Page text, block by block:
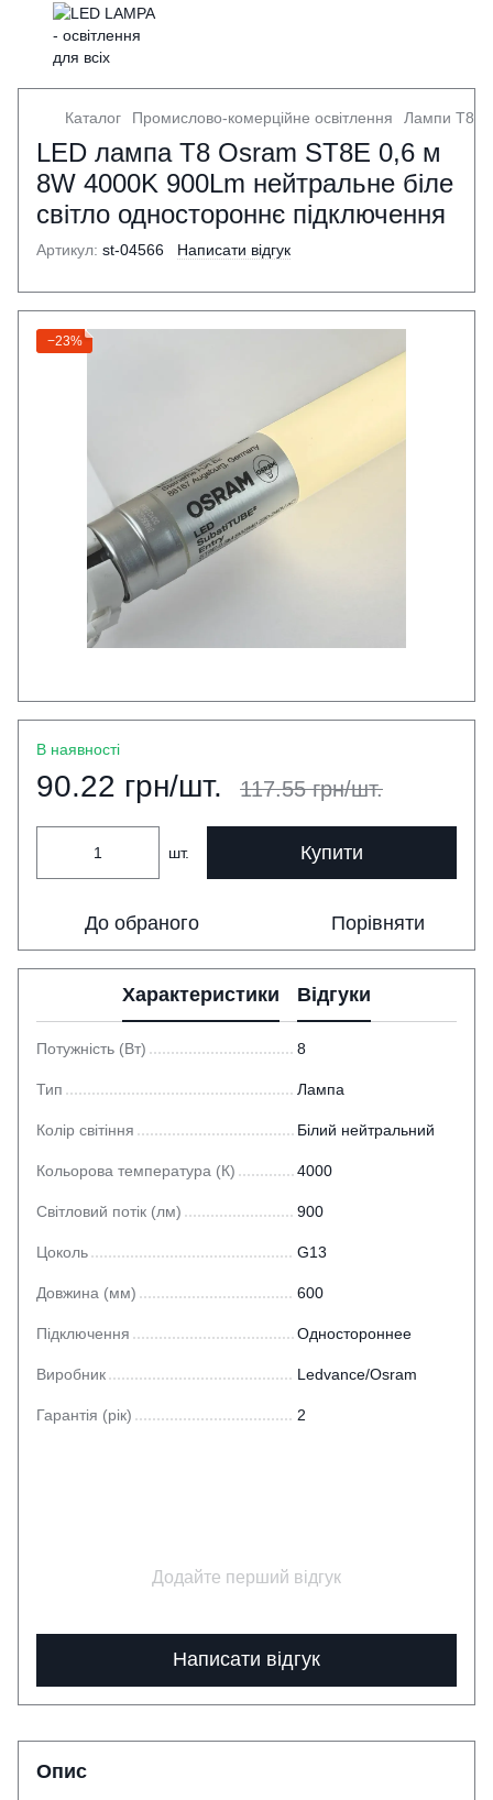
Каталог Промислово-комерційне освітлення Лампи Т8
LED лампа Т8 Osram ST8E 0,6 м
8W 4000K 900Lm нейтральне біле
світло одностороннє підключення
Артикул: st-04566 Написати відгук
−23%
В наявності
90.22 грн/шт. 117.55 грн/шт.
шт. Купити
До обраного Порівняти
Характеристики Відгуки
Потужність (Вт) 8
Тип Лампа
Колір світіння Білий нейтральний
Кольорова температура (К) 4000
Світловий потік (лм) 900
Цоколь G13
Довжина (мм) 600
Підключення Одностороннее
Виробник Ledvance/Osram
Гарантія (рік) 2
Додайте перший відгук
Написати відгук
Опис